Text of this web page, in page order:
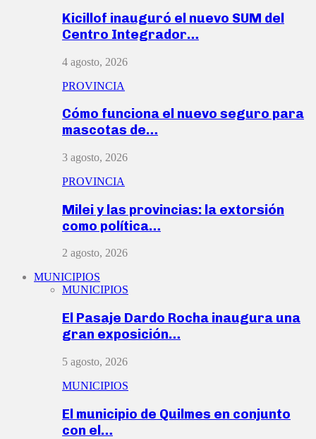
Kicillof inauguró el nuevo SUM del
Centro Integrador…
4 agosto, 2026
PROVINCIA
Cómo funciona el nuevo seguro para
mascotas de…
3 agosto, 2026
PROVINCIA
Milei y las provincias: la extorsión
como política…
2 agosto, 2026
MUNICIPIOS
MUNICIPIOS
El Pasaje Dardo Rocha inaugura una
gran exposición…
5 agosto, 2026
MUNICIPIOS
El municipio de Quilmes en conjunto
con el…